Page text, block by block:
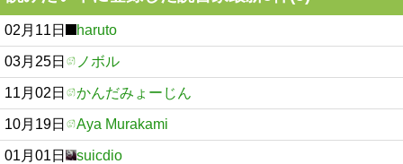
02月11日 haruto
03月25日 ノボル
11月02日 かんだみょーじん
10月19日 Aya Murakami
01月01日 suicdio